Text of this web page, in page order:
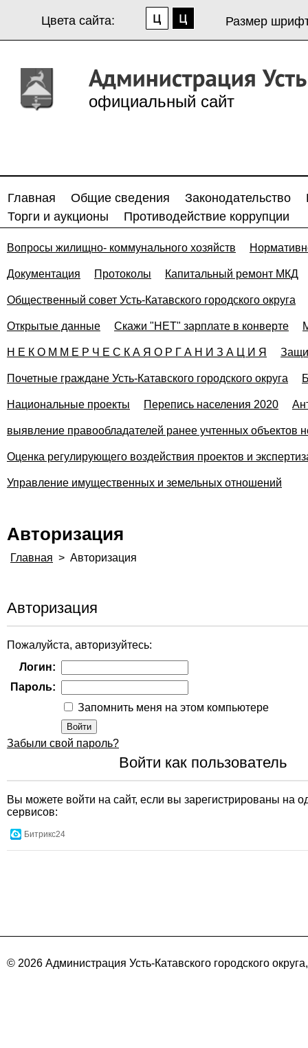
Цвета сайта: Размер
официальный сайт
Главная Общие сведения Законодательство
Торги и аукционы
Противодействие коррупции
Вопросы жилищно- коммунального хозяйств
Документация Протоколы Капитальный ремонт МКД
Общественный совет Усть-Катавского городского округа
Открытые данные Скажи "НЕТ" зарплате в конверте
Н Е К О М М Е Р Ч Е С К А Я О Р Г А Н И З А Ц И Я
Почетные граждане Усть-Катавского городского округа
Национальные проекты Перепись населения 2020
выявление правообладателей ранее учтенных объектов
Оценка регулирующего воздействия проектов и
Управление имущественных и земельных отношений
Авторизация
Главная > Авторизация
Авторизация
Пожалуйста, авторизуйтесь:
Логин:
Пароль:
Запомнить меня на этом компьютере
Забыли свой пароль?
Войти как пользователь
Вы можете войти на сайт, если вы зарегистрированы на
сервисов:
Битрикс24
© 2026 Администрация Усть-Катавского городского